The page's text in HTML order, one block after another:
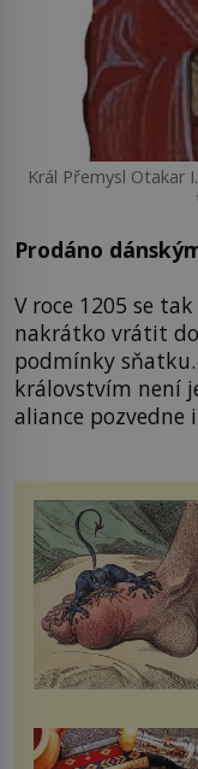
Král Přemysl Otakar
Prodáno
V roce 1205 se
nakrátko vrátit
podmínky sňatku.
královstvím není
aliance